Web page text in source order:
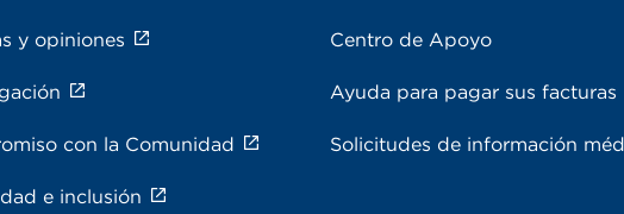
y opiniones
con la Comunidad
e inclusión
Centro de Apoyo
Ayuda para pagar sus facturas
Solicitudes de información